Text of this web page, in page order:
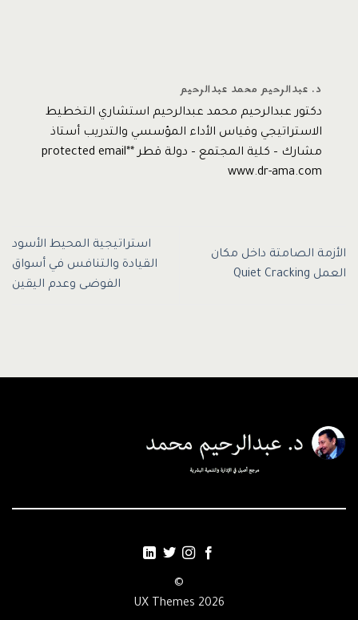
د. عبدالرحيم محمد عبدالرحيم
دكتور عبدالرحيم محمد عبدالرحيم استشاري التخطيط
الاستراتيجي وقياس الأداء المؤسسي والتدريب أستاذ
مشارك – كلية المجتمع – دولة قطر *protected email*
www.dr-ama.com
الأزمة الصامتة داخل مكان
العمل Quiet Cracking
استراتيجية المحيط الأسود
القيادة والتنافس في أسواق
الفوضى وعدم اليقين
©
2026 UX Themes